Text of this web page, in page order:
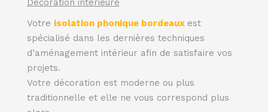
Décoration intérieure
Votre isolation phonique bordeaux est
spécialisé dans les dernières techniques
d’aménagement intérieur afin de satisfaire vos
projets.
Votre décoration est moderne ou plus
traditionnelle et elle ne vous correspond plus